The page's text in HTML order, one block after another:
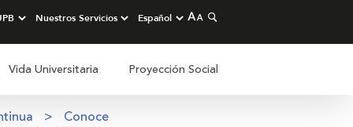
Vida Universitaria Proyección Social
Conoce